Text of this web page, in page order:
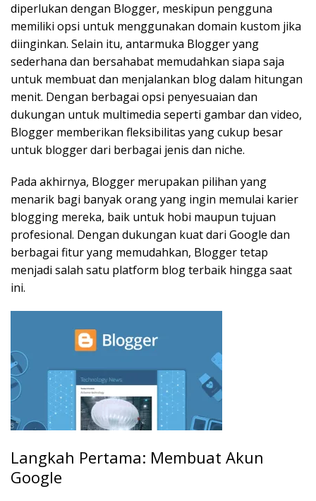
diperlukan dengan Blogger, meskipun pengguna
memiliki opsi untuk menggunakan domain kustom jika
diinginkan. Selain itu, antarmuka Blogger yang
sederhana dan bersahabat memudahkan siapa saja
untuk membuat dan menjalankan blog dalam hitungan
menit. Dengan berbagai opsi penyesuaian dan
dukungan untuk multimedia seperti gambar dan video,
Blogger memberikan fleksibilitas yang cukup besar
untuk blogger dari berbagai jenis dan niche.
Pada akhirnya, Blogger merupakan pilihan yang
menarik bagi banyak orang yang ingin memulai karier
blogging mereka, baik untuk hobi maupun tujuan
profesional. Dengan dukungan kuat dari Google dan
berbagai fitur yang memudahkan, Blogger tetap
menjadi salah satu platform blog terbaik hingga saat
ini.
Langkah Pertama: Membuat Akun
Google